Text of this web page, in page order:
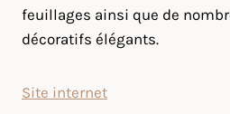
feuillages ainsi que de
décoratifs élégants.
Site internet